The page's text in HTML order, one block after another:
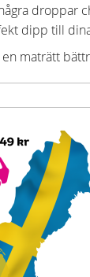
droppar
dipp till
maträtt